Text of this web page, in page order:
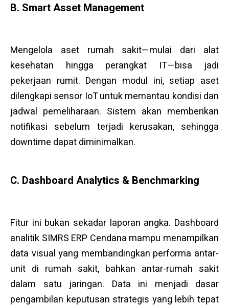
B. Smart Asset Management
Mengelola aset rumah sakit—mulai dari alat
kesehatan hingga perangkat IT—bisa jadi
pekerjaan rumit. Dengan modul ini, setiap aset
dilengkapi sensor IoT untuk memantau kondisi dan
jadwal pemeliharaan. Sistem akan memberikan
notifikasi sebelum terjadi kerusakan, sehingga
downtime dapat diminimalkan.
C. Dashboard Analytics & Benchmarking
Fitur ini bukan sekadar laporan angka. Dashboard
analitik SIMRS ERP Cendana mampu menampilkan
data visual yang membandingkan performa antar-
unit di rumah sakit, bahkan antar-rumah sakit
dalam satu jaringan. Data ini menjadi dasar
pengambilan keputusan strategis yang lebih tepat